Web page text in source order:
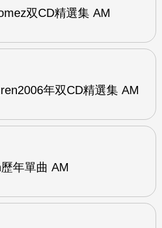
双CD精選集 AM
年双CD精選集 AM
年單曲 AM